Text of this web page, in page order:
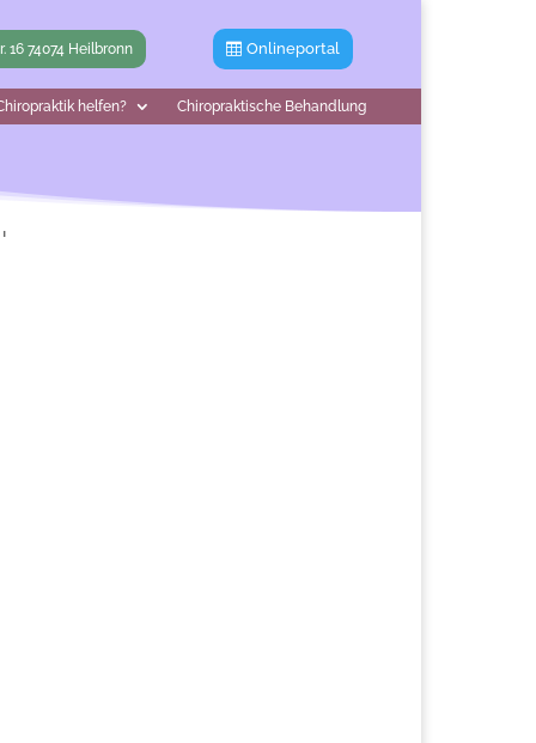
16 74074 Heilbronn Onlineportal
helfen? Chiropraktische Behandlung